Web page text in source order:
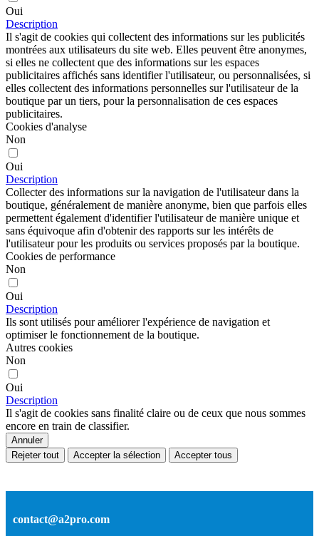
Oui
Description
Il s'agit de cookies qui collectent des informations sur les publicités
montrées aux utilisateurs du site web. Elles peuvent être anonymes,
si elles ne collectent que des informations sur les espaces
publicitaires affichés sans identifier l'utilisateur, ou personnalisées, si
elles collectent des informations personnelles sur l'utilisateur de la
boutique par un tiers, pour la personnalisation de ces espaces
publicitaires.
Cookies d'analyse
Non
Oui
Description
Collecter des informations sur la navigation de l'utilisateur dans la
boutique, généralement de manière anonyme, bien que parfois elles
permettent également d'identifier l'utilisateur de manière unique et
sans équivoque afin d'obtenir des rapports sur les intérêts de
l'utilisateur pour les produits ou services proposés par la boutique.
Cookies de performance
Non
Oui
Description
Ils sont utilisés pour améliorer l'expérience de navigation et
optimiser le fonctionnement de la boutique.
Autres cookies
Non
Oui
Description
Il s'agit de cookies sans finalité claire ou de ceux que nous sommes
encore en train de classifier.
Annuler
Rejeter tout
Accepter la sélection Accepter tous
contact@a2pro.com